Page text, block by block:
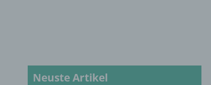
Neuste Artikel